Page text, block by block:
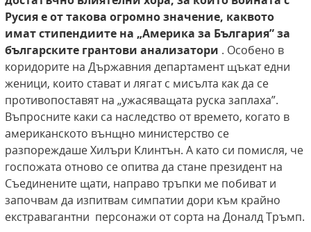
Русия е от такова огромно значение, каквото
имат стипендиите на „Америка за България” за
българските грантови анализатори . Особено в
коридорите на Държавния департамент щъкат едни
женици, които стават и лягат с мисълта как да се
противопоставят на „ужасяващата руска заплаха”.
Въпросните каки са наследство от времето, когато в
американското вънщно министерство се
разпореждаше Хилъри Клинтън. А като си помисля, че
госпожата отново се опитва да стане президент на
Съединените щати, направо тръпки ме побиват и
започвам да изпитвам симпатии дори към крайно
екстравагантни персонажи от сорта на Доналд Тръмп.